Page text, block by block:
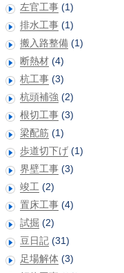
左官工事 (1)
排水工事 (1)
搬入路整備 (1)
断熱材 (4)
杭工事 (3)
杭頭補強 (2)
根切工事 (3)
梁配筋 (1)
歩道切下げ (1)
界壁工事 (3)
竣工 (2)
置床工事 (4)
試掘 (2)
豆日記 (31)
足場解体 (3)